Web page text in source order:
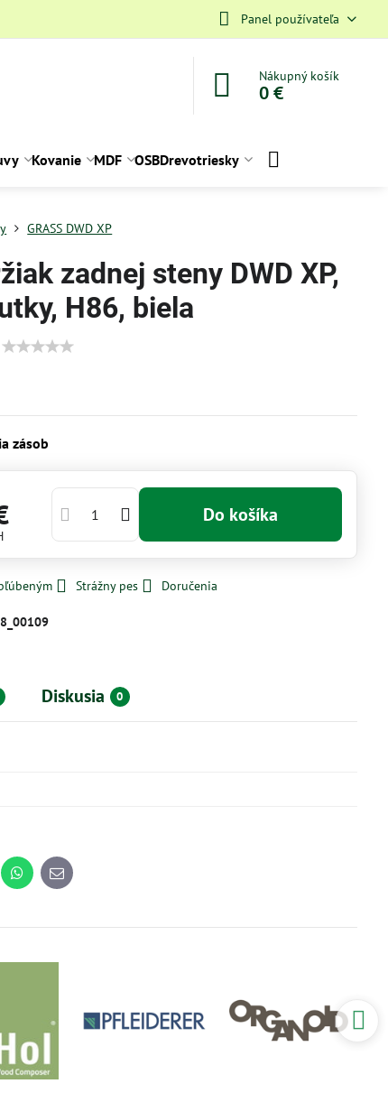
Panel používateľa
Nákupný košík
0 €
Kovanie MDF OSBDrevotriesky
GRASS DWD XP
zadnej steny DWD XP,
H86, biela
zásob
Do košíka
Strážny pes Doručenia
Diskusia 0
WhatsApp
E-
mail